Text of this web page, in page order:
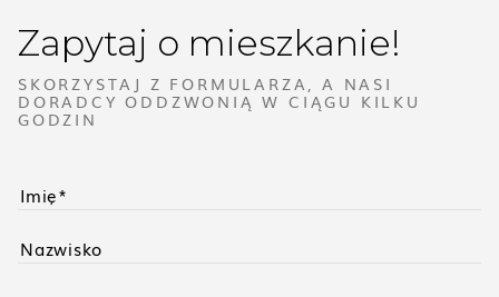
Zapytaj o mieszkanie!
SKORZYSTAJ Z FORMULARZA, A NASI
DORADCY ODDZWONIĄ W CIĄGU KILKU
GODZIN